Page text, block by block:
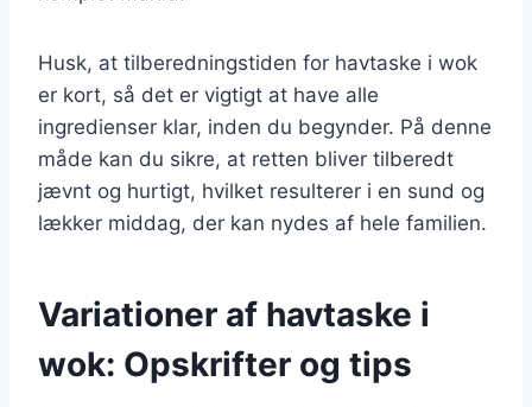
Husk, at tilberedningstiden for havtaske i wok
er kort, så det er vigtigt at have alle
ingredienser klar, inden du begynder. På denne
måde kan du sikre, at retten bliver tilberedt
jævnt og hurtigt, hvilket resulterer i en sund og
lækker middag, der kan nydes af hele familien.
Variationer af havtaske i
wok: Opskrifter og tips